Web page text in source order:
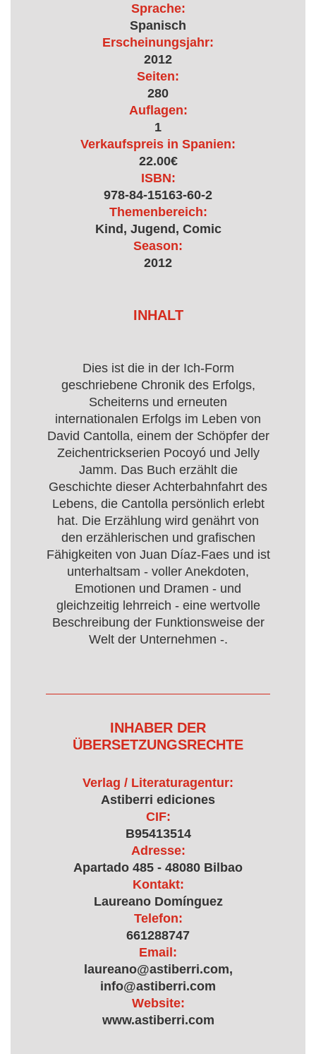
Sprache:
Spanisch
Erscheinungsjahr:
2012
Seiten:
280
Auflagen:
1
Verkaufspreis in Spanien:
22.00€
ISBN:
978-84-15163-60-2
Themenbereich:
Kind, Jugend, Comic
Season:
2012
INHALT
Dies ist die in der Ich-Form
geschriebene Chronik des Erfolgs,
Scheiterns und erneuten
internationalen Erfolgs im Leben von
David Cantolla, einem der Schöpfer der
Zeichentrickserien Pocoyó und Jelly
Jamm. Das Buch erzählt die
Geschichte dieser Achterbahnfahrt des
Lebens, die Cantolla persönlich erlebt
hat. Die Erzählung wird genährt von
den erzählerischen und grafischen
Fähigkeiten von Juan Díaz-Faes und ist
unterhaltsam - voller Anekdoten,
Emotionen und Dramen - und
gleichzeitig lehrreich - eine wertvolle
Beschreibung der Funktionsweise der
Welt der Unternehmen -.
INHABER DER
ÜBERSETZUNGSRECHTE
Verlag / Literaturagentur:
Astiberri ediciones
CIF:
B95413514
Adresse:
Apartado 485 - 48080 Bilbao
Kontakt:
Laureano Domínguez
Telefon:
661288747
Email:
laureano@astiberri.com,
info@astiberri.com
Website:
www.astiberri.com